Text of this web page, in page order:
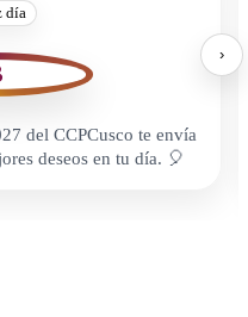
día
del CCPCusco te envía
deseos en tu día. 🎈
›